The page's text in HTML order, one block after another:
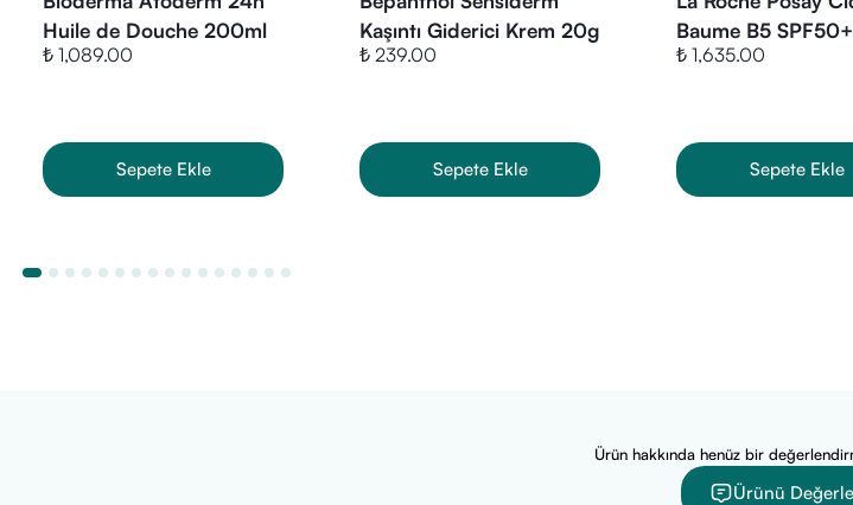
Huile de Douche 200ml
₺ 1,089.00
Sepete Ekle
Kaşıntı Giderici Krem 20g
₺ 239.00
Sepete Ekle
Baume B5 SPF50+
Yatıştırıcı Ve Onarıcı
₺ 1,635.00
Sepete Ekle
Ürün hakkında henüz bir
Ürünü